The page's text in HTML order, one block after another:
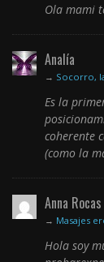
Ola mami
Analía
→ Socorro,
Es la
coherente
(como la
Anna Rocas
→ Masajes
Hola soy